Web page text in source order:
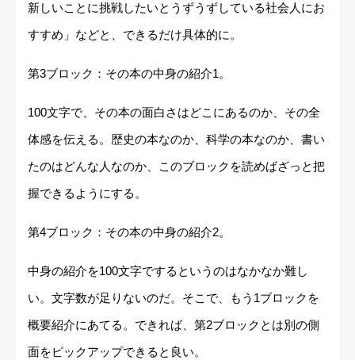
新しいことに挑戦したいとうずうずしている社会人にお
すすめ」などと、できるだけ具体的に。
第3ブロック：その本の中身の紹介1。
100文字で、その本の面白さはどこにあるのか、その全
体感を伝える。歴史の本なのか、科学の本なのか、書い
たのはどんな人なのか、このブロックを読めばざっと把
握できるようにする。
第4ブロック：その本の中身の紹介2。
中身の紹介を100文字でするというのはなかなか難し
い。文字数が足りないのだ。そこで、もう1ブロックを
概要紹介にあてる。できれば、第2ブロックとは別の側
面をピックアップできると良い。